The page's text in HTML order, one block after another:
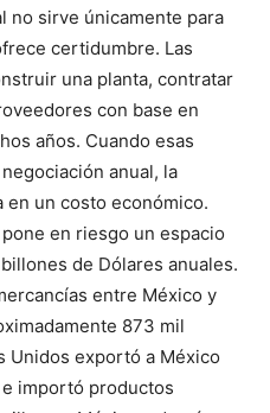
no sirve únicamente para
certidumbre. Las
una planta, contratar
con base en
años. Cuando esas
anual, la
un costo económico.
en riesgo un espacio
de Dólares anuales.
entre México y
873 mil
Unidos exportó a México
importó productos